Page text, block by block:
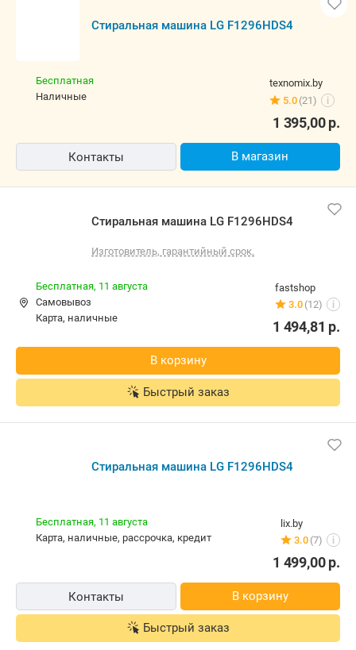
Стиральная машина LG F1296HDS4
texnomix.by
5.0 (21) i
Бесплатная
наличные
1 395,00р.
Контакты В магазин
Стиральная машина LG F1296HDS4
Изготовитель, гарантийный срок.
fastshop
3.0 (12) i
Бесплатная, 11 августа
Самовывоз
карта, наличные
1 494,81 р.
В корзину
Быстрый заказ
Стиральная машина LG F1296HDS4
lix.by
3.0 (7) i
Бесплатная, 11 августа
карта, наличные, рассрочка, кредит
1 499,00р.
Контакты В корзину
Быстрый заказ